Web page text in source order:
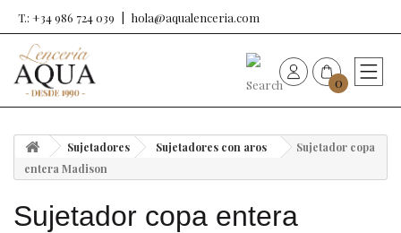
T.: +34 986 724 039 hola@aqualenceria.com
0
Sujetadores
Sujetadores Sujetadores con aros
Sujetador copa
entera Madison
Sujetador copa entera